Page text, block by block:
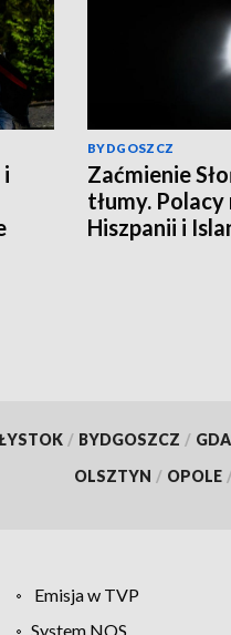
i
BYDGOSZCZ
Zaćmienie
tłumy. Polacy
Hiszpanii i
/ BYDGOSZCZ /
OLSZTYN / OPOLE
Emisja w TVP
System NOS